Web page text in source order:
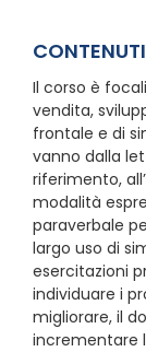
CONTENUTI
Il corso è
vendita,
frontale e di
vanno dalla
riferimento,
modalità
paraverbale
largo uso di
esercitazioni
individuare i
migliorare, il
incrementare